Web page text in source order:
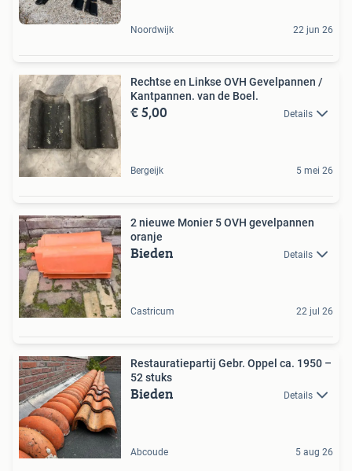
Noordwijk 22 jun 26
Rechtse en Linkse OVH Gevelpannen /
Kantpannen. van de Boel.
€ 5,00 Details
Bergeijk 5 mei 26
2 nieuwe Monier 5 OVH gevelpannen
oranje
Bieden Details
Castricum 22 jul 26
Restauratiepartij Gebr. Oppel ca. 1950 –
52 stuks
Bieden Details
Abcoude 5 aug 26